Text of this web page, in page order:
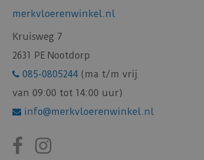
merkvloerenwinkel.nl
Kruisweg 7
2631 PE Nootdorp
085-0805244 (ma t/m vrij
van 09:00 tot 14:00 uur)
info@merkvloerenwinkel.nl